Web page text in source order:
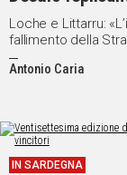
Loche e Littarru:
fallimento della
del territorio»
Antonio Caria
IN SARDEGNA